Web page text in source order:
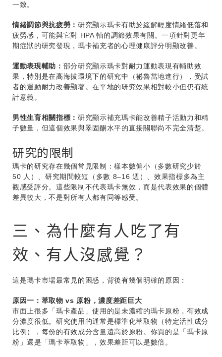
一致。
情緒調節與抗疲勞： 研究顯示瑪卡有助於緩解輕度情緒低落和
疲勞感，可能與它對 HPA 軸的調節效果有關。一項針對更年
期症狀的研究發現，瑪卡補充者的心理健康評分明顯改善。
運動表現輔助： 部分研究顯示瑪卡對耐力運動表現有輔助效
果，特別是在高海拔環境下的研究中（祕魯當地進行），受試
者的運動耐力改善顯著。在平地的研究效果相對較小但仍有統
計意義。
男性生育相關指標： 研究顯示補充瑪卡能改善精子活動力和精
子數量，但這個效果與睪固酮水平的直接關聯尚不完全清楚。
研究的限制
瑪卡的研究存在幾個常見限制：樣本數偏小（多數研究少於
50 人）、研究期間較短（多數 8–16 週）、效果指標多為主
觀感受評分。這些限制不代表瑪卡無效，而是代表效果的個體
差異較大，不是對所有人都有同等感受。
三、為什麼有人吃了有
效、有人沒感覺？
這是瑪卡市場最常見的困惑，背後有幾個明確的原因：
原因一：萃取物 vs 原粉，濃度差距巨大
市面上很多「瑪卡產品」使用的是未濃縮的瑪卡原粉，有效成
分濃度很低。研究使用的通常是標準化萃取物（特定活性成分
比例），每份的有效成分含量遠高於原粉。你買的是「瑪卡原
粉」還是「瑪卡萃取物」，效果差距可以是數倍。